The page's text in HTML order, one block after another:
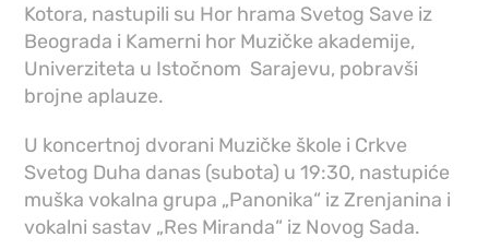
Kotora, nastupili su Hor hrama Svetog Save iz
Beograda i Kamerni hor Muzičke akademije,
Univerziteta u Istočnom Sarajevu, pobravši
brojne aplauze.
U koncertnoj dvorani Muzičke škole i Crkve
Svetog Duha danas (subota) u 19:30, nastupiće
muška vokalna grupa „Panonika“ iz Zrenjanina i
vokalni sastav „Res Miranda“ iz Novog Sada.